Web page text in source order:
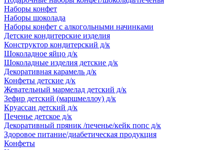
Наборы конфет
Наборы шоколада
Наборы конфет с алкогольными начинками
Детские кондитерские изделия
Конструктор кондитерский д/к
Шоколадное яйцо д/к
Шоколадные изделия детские д/к
Декоративная карамель д/к
Конфеты детские д/к
Жевательный мармелад детский д/к
Зефир детский (маршмеллоу) д/к
Круассан детский д/к
Печенье детское д/к
Декоративный пряник /печенье/кейк попс д/к
Здоровое питание/диабетическая продукция
Конфеты